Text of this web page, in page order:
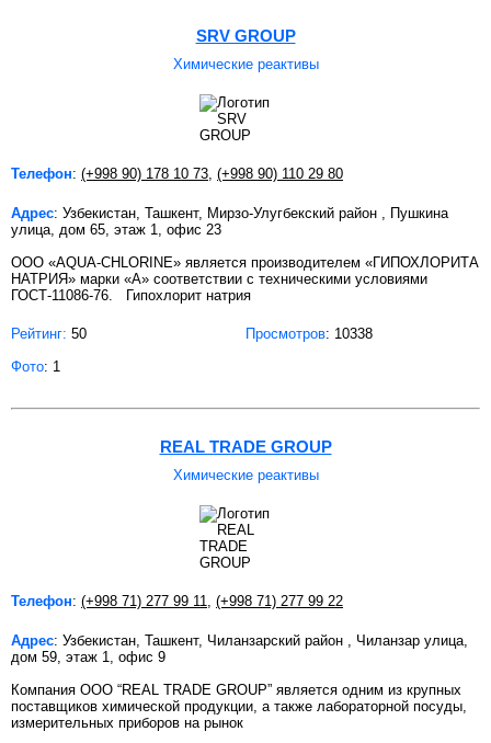
SRV GROUP
Химические реактивы
Телефон: (+998 90) 178 10 73 (+998 90) 110 29 80
Адрес: Узбекистан, Ташкент, Мирзо-Улугбекский район , Пушкина
улица, дом 65, этаж 1, офис 23
ООО «AQUA-CHLORINE» является производителем «ГИПОХЛОРИТА
НАТРИЯ» марки «А» соответствии с техническими условиями
ГОСТ-11086-76. Гипохлорит натрия
Рейтинг: 50 Просмотров: 10338
Фото: 1
REAL TRADE GROUP
Химические реактивы
Телефон: (+998 71) 277 99 11 (+998 71) 277 99 22
Адрес: Узбекистан, Ташкент, Чиланзарский район , Чиланзар улица,
дом 59, этаж 1, офис 9
Компания ООО “REAL TRADE GROUP” является одним из крупных
поставщиков химической продукции, а также лабораторной посуды,
измерительных приборов на рынок